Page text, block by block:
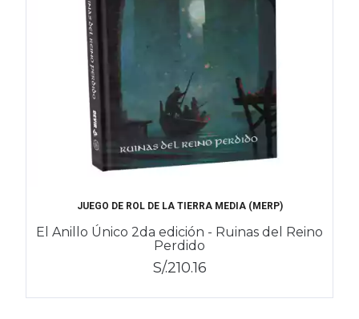
JUEGO DE ROL DE LA TIERRA MEDIA (MERP)
El Anillo Único 2da edición - Ruinas del Reino
Perdido
S/.210.16